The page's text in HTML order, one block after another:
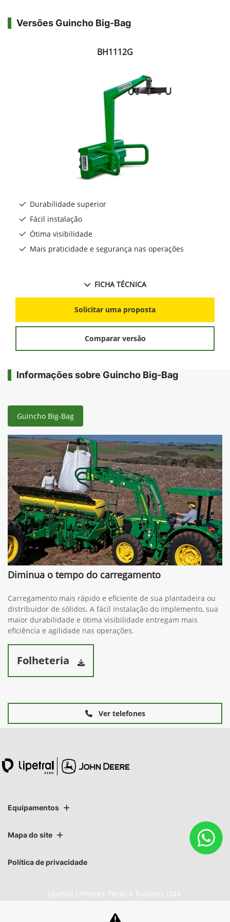
Versões Guincho Big-Bag
BH1112G
Durabilidade superior
Fácil instalação
Ótima visibilidade
Mais praticidade e segurança nas operações
FICHA TÉCNICA
Solicitar uma proposta
Comparar versão
Informações sobre Guincho Big-Bag
Guincho Big-Bag
Diminua o tempo do carregamento
Carregamento mais rápido e eficiente de sua plantadeira ou
distribuidor de sólidos. A fácil instalação do implemento, sua
maior durabilidade e ótima visibilidade entregam mais
eficiência e agilidade nas operações.
Folheteria
Ver telefones
Equipamentos
Mapa do site
Política de privacidade
Lipetral Linhares Peças e Tratores Ltda
CNPJ: 27.733.195/0003-05